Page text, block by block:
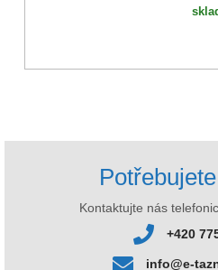
Kontaktujte nás
+420
info@e-